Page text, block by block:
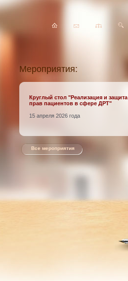
Мероприятия:
Круглый стол "Реализация и защита
прав пациентов в сфере ДРТ"
15 апреля 2026 года
Все мероприятия